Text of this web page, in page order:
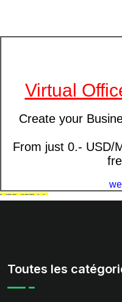
Toutes les